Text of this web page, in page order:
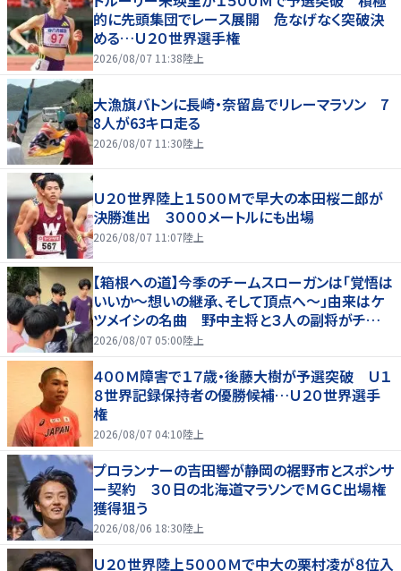
的に先頭集団でレース展開 危なげなく突破決
める…Ｕ２０世界選手権
2026/08/07 11:38陸上
大漁旗バトンに長崎・奈留島でリレーマラソン 7
8人が63キロ走る
2026/08/07 11:30陸上
Ｕ２０世界陸上１５００Ｍで早大の本田桜二郎が
決勝進出 ３０００メートルにも出場
2026/08/07 11:07陸上
【箱根への道】今季のチームスローガンは「覚悟は
いいか～想いの継承、そして頂点へ～」由来はケ
ツメイシの名曲 野中主将と３人の副将がチーム
を引っ張る…夏合宿特集第１弾、国学院大
2026/08/07 05:00陸上
４００Ｍ障害で１７歳・後藤大樹が予選突破 Ｕ１
８世界記録保持者の優勝候補…Ｕ２０世界選手
権
2026/08/07 04:10陸上
プロランナーの吉田響が静岡の裾野市とスポンサ
ー契約 ３０日の北海道マラソンでＭＧＣ出場権
獲得狙う
2026/08/06 18:30陸上
Ｕ２０世界陸上５０００Ｍで中大の栗村凌が８位入